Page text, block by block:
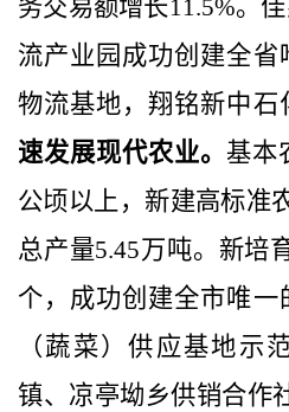
务交易额增长11.5%。
流产业园成功创建全
物流基地，翔铭新中石
速发展现代农业。 基本
公顷以上，新建高标准
总产量5.45万吨。新培
个，成功创建全市唯一
（蔬菜）供应基地示
镇、凉亭坳乡供销合作